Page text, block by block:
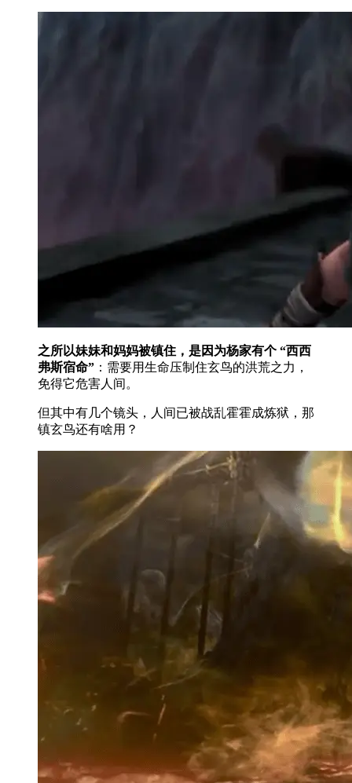
之所以妹妹和妈妈被镇住，是因为杨家有个 “西西
弗斯宿命” ：需要用生命压制住玄鸟的洪荒之力，
免得它危害人间。
但其中有几个镜头，人间已被战乱霍霍成炼狱，那
镇玄鸟还有啥用？